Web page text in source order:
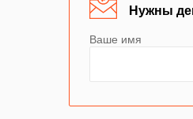
Нужны
Ваше имя